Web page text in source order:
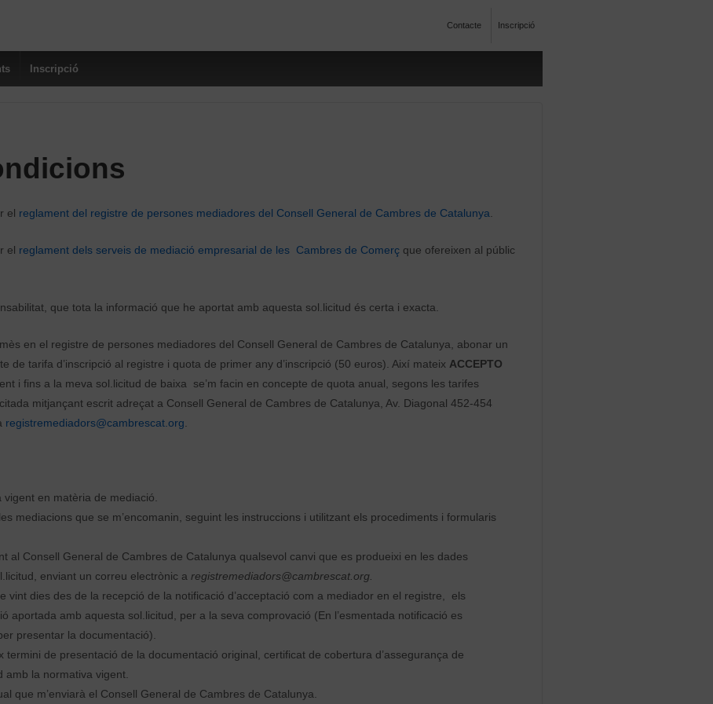
Contacte Inscripció
Inscripció
el reglament del registre de persones mediadores del Consell General de Cambres de Catalunya
el reglament dels serveis de mediació empresarial de les Cambres de Comerç que ofereixen al públic
que tota la informació que he aportat amb aquesta sol.licitud és certa i exacta.
en el registre de persones mediadores del Consell General de Cambres de Catalunya, abonar un
de tarifa d’inscripció al registre i quota de primer any d’inscripció (50 euros). Així mateix ACCEPTO
i fins a la meva sol.licitud de baixa se’m facin en concepte de quota anual, segons les tarifes
mitjançant escrit adreçat a Consell General de Cambres de Catalunya, Av. Diagonal 452-454
registremediadors@cambrescat.org
en matèria de mediació.
mediacions que se m’encomanin, seguint les instruccions i utilitzant els procediments i formularis
al Consell General de Cambres de Catalunya qualsevol canvi que es produeixi en les dades
enviant un correu electrònic a registremediadors@cambrescat.org.
vint dies des de la recepció de la notificació d’acceptació com a mediador en el registre, els
aportada amb aquesta sol.licitud, per a la seva comprovació (En l’esmentada notificació es
presentar la documentació).
termini de presentació de la documentació original, certificat de cobertura d’assegurança de
amb la normativa vigent.
que m’enviarà el Consell General de Cambres de Catalunya.